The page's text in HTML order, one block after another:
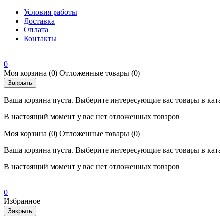
Условия работы
Доставка
Оплата
Контакты
0
Моя корзина (0) Отложенные товары (0)
Закрыть
Ваша корзина пуста. Выберите интересующие вас товары в
В настоящий момент у вас нет отложенных товаров
Моя корзина (0) Отложенные товары (0)
Ваша корзина пуста. Выберите интересующие вас товары в
В настоящий момент у вас нет отложенных товаров
0
Избранное
Закрыть